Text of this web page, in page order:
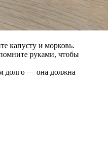
капусту и морковь.
руками, чтобы
долго — она должна